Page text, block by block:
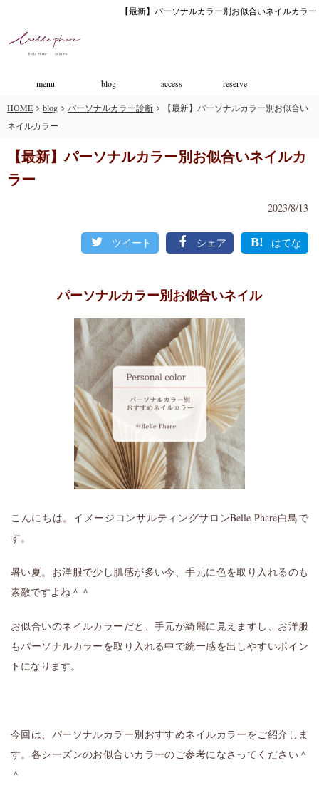
【最新】パーソナルカラー別お似合いネイルカラー
menu blog access reserve
HOME blog パーソナルカラー診断
【最新】パーソナルカラー別お似合い
ネイルカラー
【最新】パーソナルカラー別お似合いネイルカ
ラー
2023/8/13
ツイート シェア はてな
パーソナルカラー別お似合いネイル
こんにちは。イメージコンサルティングサロンBelle Phare白鳥で
す。
暑い夏。お洋服で少し肌感が多い今、手元に色を取り入れるのも
素敵ですよね＾＾
お似合いのネイルカラーだと、手元が綺麗に見えますし、お洋服
もパーソナルカラーを取り入れる中で統一感を出しやすいポイン
トになります。
今回は、パーソナルカラー別おすすめネイルカラーをご紹介しま
す。各シーズンのお似合いカラーのご参考になさってください＾
＾